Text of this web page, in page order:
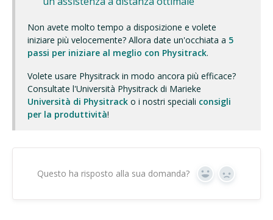
Non avete molto tempo a disposizione e volete
iniziare più velocemente? Allora date un'occhiata a 5
passi per iniziare al meglio con Physitrack.
Volete usare Physitrack in modo ancora più efficace?
Consultate l'Università Physitrack di Marieke
Università di Physitrack o i nostri speciali consigli
per la produttività!
Questo ha risposto alla sua domanda? Sì No